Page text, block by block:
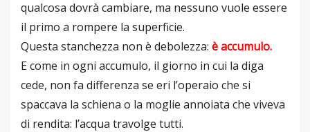
qualcosa dovrà cambiare, ma nessuno vuole essere
il primo a rompere la superficie.
Questa stanchezza non è debolezza: è accumulo.
E come in ogni accumulo, il giorno in cui la diga
cede, non fa differenza se eri l’operaio che si
spaccava la schiena o la moglie annoiata che viveva
di rendita: l’acqua travolge tutti.